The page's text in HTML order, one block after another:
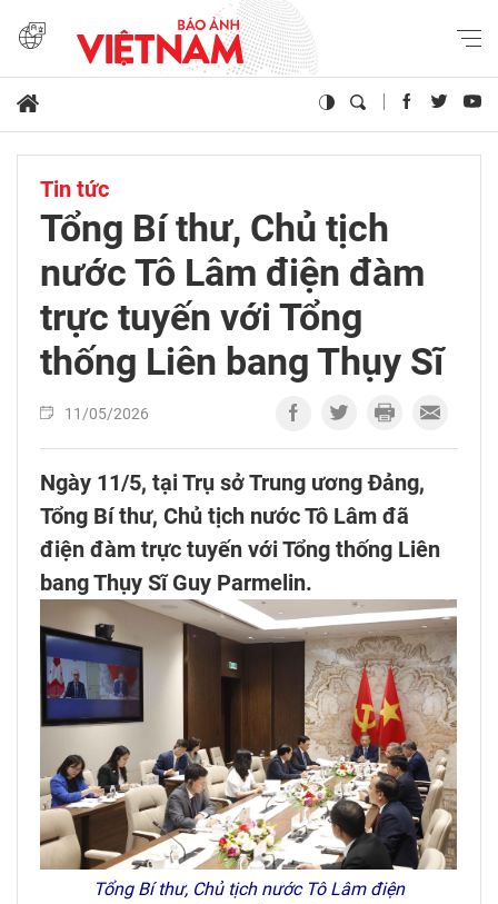
Tin tức
Tổng Bí thư, Chủ tịch
nước Tô Lâm điện đàm
trực tuyến với Tổng
thống Liên bang Thụy Sĩ
11/05/2026
Ngày 11/5, tại Trụ sở Trung ương Đảng,
Tổng Bí thư, Chủ tịch nước Tô Lâm đã
điện đàm trực tuyến với Tổng thống Liên
bang Thụy Sĩ Guy Parmelin.
Tổng Bí thư, Chủ tịch nước Tô Lâm điện